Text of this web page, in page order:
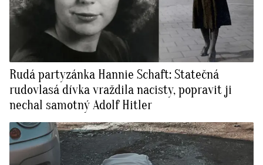
Rudá partyzánka Hannie Schaft: Statečná
rudovlasá dívka vraždila nacisty, popravit ji
nechal samotný Adolf Hitler